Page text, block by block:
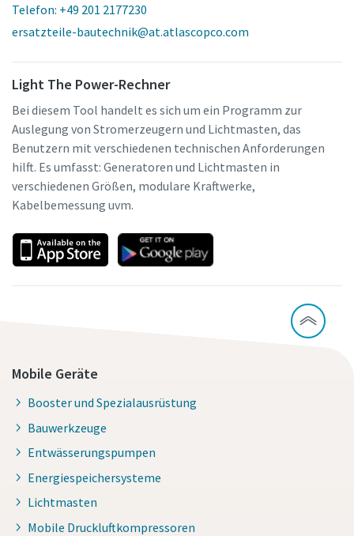
Telefon: +49 201 2177230
ersatzteile-bautechnik@at.atlascopco.com
Light The Power-Rechner
Bei diesem Tool handelt es sich um ein Programm zur
Auslegung von Stromerzeugern und Lichtmasten, das
Benutzern mit verschiedenen technischen Anforderungen
hilft. Es umfasst: Generatoren und Lichtmasten in
verschiedenen Größen, modulare Kraftwerke,
Kabelbemessung uvm.
Mobile Geräte
Booster und Spezialausrüstung
Bauwerkzeuge
Entwässerungspumpen
Energiespeichersysteme
Lichtmasten
Mobile Druckluftkompressoren